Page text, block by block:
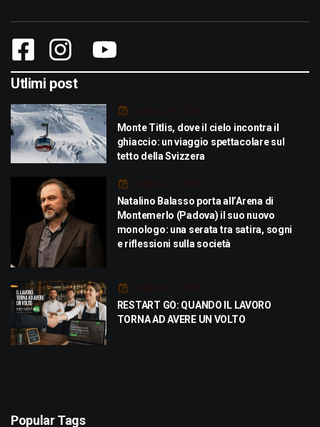
Utlimi post
Luglio 29, 2026
Monte Titlis, dove il cielo incontra il
ghiaccio: un viaggio spettacolare sul
tetto della Svizzera
Luglio 21, 2026
Natalino Balasso porta all’Arena di
Montemerlo (Padova) il suo nuovo
monologo: una serata tra satira, sogni
e riflessioni sulla società
Luglio 21, 2026
RESTART GO: QUANDO IL LAVORO
TORNA AD AVERE UN VOLTO
Popular Tags